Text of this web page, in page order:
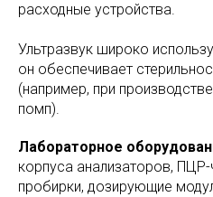
расходные устройства.
Ультразвук широко
он обеспечивает
(например, при
помп).
Лабораторное
корпуса анализаторов,
пробирки, дозирующие